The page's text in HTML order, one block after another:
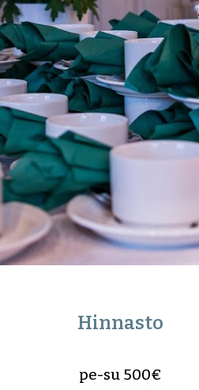
Hinnasto
pe-su 500€